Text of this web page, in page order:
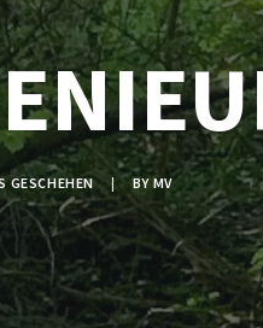
GESCHEHEN | BY MV